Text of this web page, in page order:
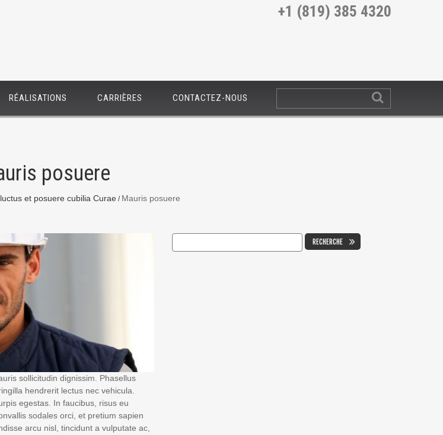
+1 (819) 385 4320
RÉALISATIONS CARRIÈRES CONTACTEZ-NOUS
posuere
et posuere cubilia Curae Mauris posuere
sollicitudin dignissim. Phasellus
hendrerit lectus nec vehicula.
egestas. In faucibus, risus eu
sodales orci, et pretium sapien
arcu nisl, tincidunt a vulputate ac,